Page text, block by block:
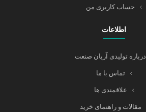
حساب کاربری من
اطلاعات
درباره تولیدی آریان صنعت
تماس با ما
علاقمندی ها
مقالات و راهنمای خرید